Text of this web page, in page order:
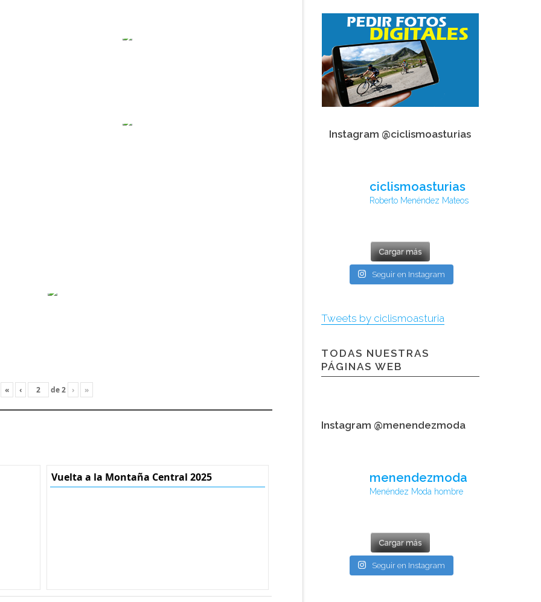
« ‹ de2 › »
Vuelta a la Montaña Central 2025
Instagram @ciclismoasturias
ciclismoasturias
Roberto Menéndez Mateos
Cargar más
Seguir en Instagram
Tweets by ciclismoasturia
TODAS NUESTRAS
PÁGINAS WEB
Instagram @menendezmoda
menendezmoda
Menéndez Moda hombre
Cargar más
Seguir en Instagram